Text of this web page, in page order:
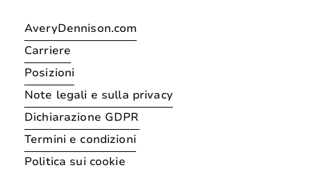
AveryDennison.com
Carriere
Posizioni
Note legali e sulla privacy
Dichiarazione GDPR
Termini e condizioni
Politica sui cookie